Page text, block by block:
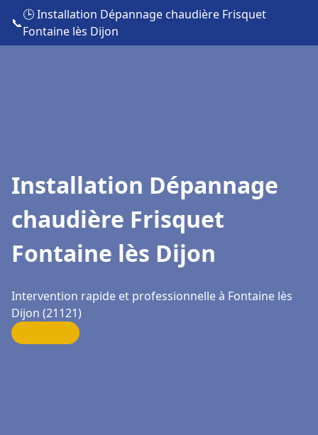
📞
🕒 Installation Dépannage chaudière Frisquet
Fontaine lès Dijon
Installation Dépannage
chaudière Frisquet
Fontaine lès Dijon
Intervention rapide et professionnelle à Fontaine lès
Dijon (21121)